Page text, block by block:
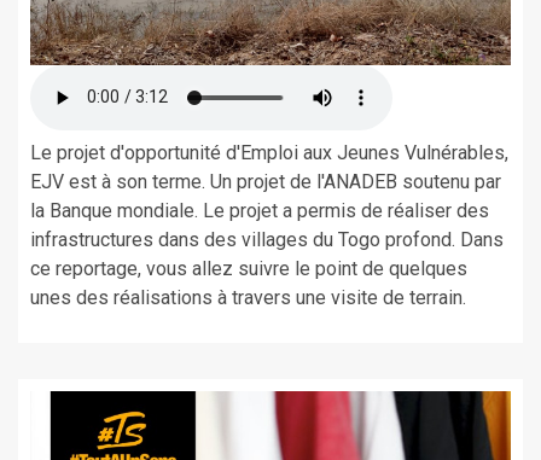
Le projet d'opportunité d'Emploi aux Jeunes Vulnérables,
EJV est à son terme. Un projet de l'ANADEB soutenu par
la Banque mondiale. Le projet a permis de réaliser des
infrastructures dans des villages du Togo profond. Dans
ce reportage, vous allez suivre le point de quelques
unes des réalisations à travers une visite de terrain.